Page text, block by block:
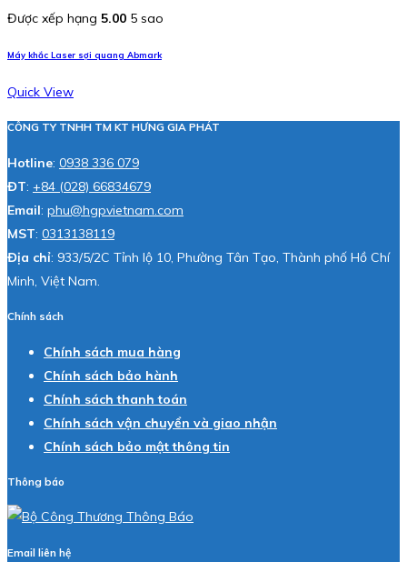
Được xếp hạng 5.00 5 sao
Máy khắc Laser sợi quang Abmark
Quick View
CÔNG TY TNHH TM KT HƯNG GIA PHÁT
Hotline: 0938 336 079
ĐT: +84 (028) 66834679
Email: phu@hgpvietnam.com
MST: 0313138119
Địa chỉ: 933/5/2C Tỉnh lộ 10, Phường Tân Tạo, Thành phố Hồ Chí
Minh, Việt Nam.
Chính sách
Chính sách mua hàng
Chính sách bảo hành
Chính sách thanh toán
Chính sách vận chuyển và giao nhận
Chính sách bảo mật thông tin
Thông báo
Email liên hệ